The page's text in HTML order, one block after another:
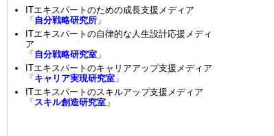
ITエキスパートのための成長支援メディア
「 自分戦略研究所 」
ITエキスパートの自律的な人生設計応援メディ
ア
「 自分戦略研究室 」
ITエキスパートのキャリアアップ支援メディア
「 キャリア実現研究室 」
ITエキスパートのスキルアップ支援メディア
「 スキル創造研究室 」